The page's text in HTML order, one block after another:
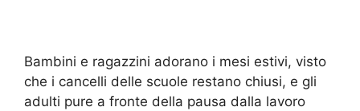
Bambini e ragazzini adorano i mesi estivi, visto
che i cancelli delle scuole restano chiusi, e gli
adulti pure a fronte della pausa dalla lavoro